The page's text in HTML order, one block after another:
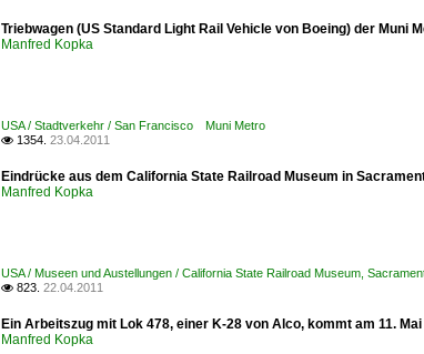
Triebwagen (US Standard Light Rail Vehicle von Boeing) der Muni
Manfred Kopka
USA / Stadtverkehr / San Francisco Muni Metro
 1354. 23.04.2011
Eindrücke aus dem California State Railroad Museum in
Manfred Kopka
USA / Museen und Austellungen / California State Railroad Museum,
 823. 22.04.2011
Ein Arbeitszug mit Lok 478, einer K-28 von Alco, kommt am 11.
Manfred Kopka